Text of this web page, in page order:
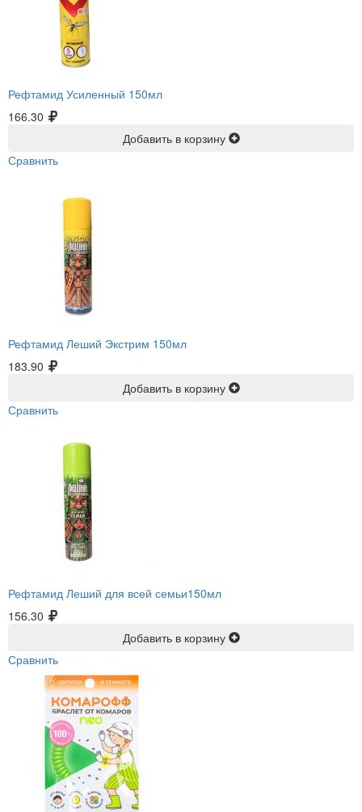
Рефтамид Усиленный 150мл
166.30
Добавить в корзину
Сравнить
Рефтамид Леший Экстрим 150мл
183.90
Добавить в корзину
Сравнить
Рефтамид Леший для всей семьи150мл
156.30
Добавить в корзину
Сравнить